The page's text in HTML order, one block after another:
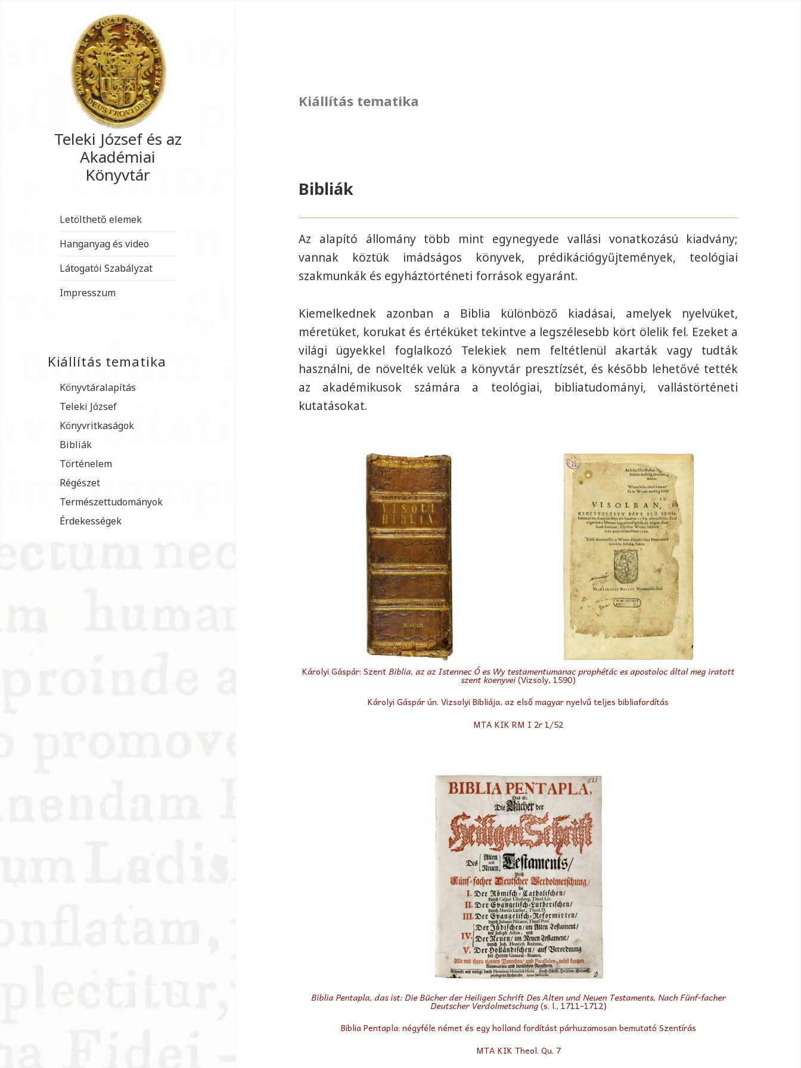
Teleki József és az
Akadémiai
Könyvtár
Letölthető elemek
Hanganyag és video
Látogatói Szabályzat
Impresszum
Kiállítás tematika
Könyvtáralapítás
Teleki József
Könyvritkaságok
Bibliák
Történelem
Régészet
Természettudományok
Érdekességek
Kiállítás tematika
Bibliák
Az alapító állomány több mint egynegyede vallási vonatkozású kiadvány;
vannak köztük imádságos könyvek, prédikációgyűjtemények, teológiai
szakmunkák és egyháztörténeti források egyaránt.
Kiemelkednek azonban a Biblia különböző kiadásai, amelyek nyelvüket,
méretüket, korukat és értéküket tekintve a legszélesebb kört ölelik fel. Ezeket a
világi ügyekkel foglalkozó Telekiek nem feltétlenül akarták vagy tudták
használni, de növelték velük a könyvtár presztízsét, és később lehetővé tették
az akadémikusok számára a teológiai, bibliatudományi, vallástörténeti
kutatásokat.
Károlyi Gáspár: SzentBiblia, az az Istennec Ó es Wy testamentumanac prophétác es apostoloc által meg iratott
szent koenyvei(Vizsoly, 1590)
Károlyi Gáspár ún. Vizsolyi Bibliája, az első magyar nyelvű teljes bibliafordítás
MTA KIK RM I 2r 1/52
Biblia Pentapla, das ist: Die Bücher der Heiligen Schrift Des Alten undNeuen Testaments, Nach Fünf-facher
Deutscher Verdolmetschung(s. l., 1711-1712)
Biblia Pentapla: négyféle német és egy holland fordítást párhuzamosan bemutató Szentírás
MTA KIK Theol. Qu. 7